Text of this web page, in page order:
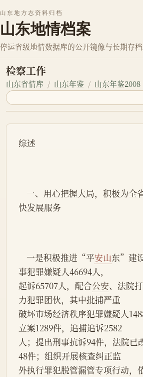
山东地方志资料归档
山东地情档案
停运省级地情数据库的公开镜像与长期存档
检察工作
山东省情库 山东年鉴 山东年鉴2008
综述
快发展服务
    一是积极推进“平
安山东”建
事犯罪嫌疑人46694人，
起诉65707人，配合公安、法院
力犯罪团伙，其中批捕严重
破坏市场经济秩序犯罪嫌疑人
立案1289件，追捕追诉2582
人；提出刑事抗诉94件，法院已
48件；组织开展核查纠正监
外执行罪犯脱管漏管专项行动，